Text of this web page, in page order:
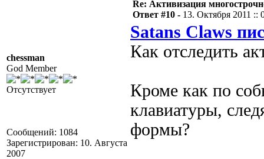
chessman
God Member
Отсутствует
Сообщений: 1084
Зарегистрирован: 10. Августа
2007
Re: Активизация
Ответ #10 - 13. Октября 2011 ::
Satans Claws
Как отследить
Кроме как по
клавиатуры,
формы?